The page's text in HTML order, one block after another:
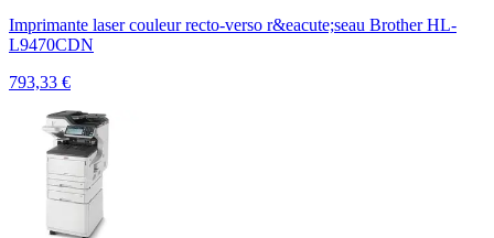
Imprimante laser couleur recto-verso r&eacute;seau Brother HL-
L9470CDN
793,33 €